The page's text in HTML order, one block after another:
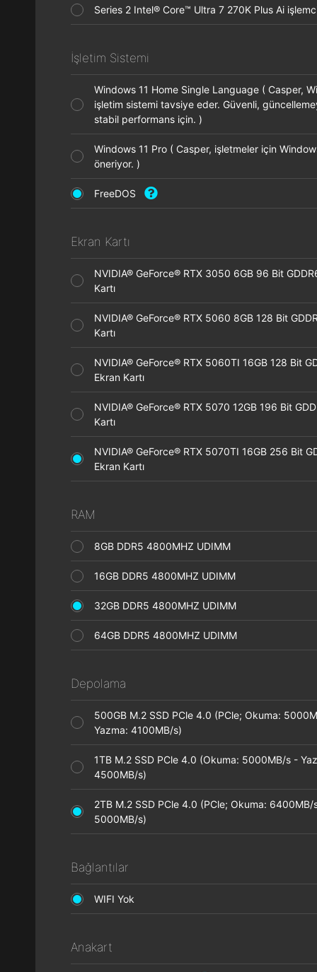
Series 2 Intel® Core™ Ultra 7 270K Plus Ai
İşletim Sistemi
Windows 11 Home Single Language ( Casper,
işletim sistemi tavsiye eder. Güvenli,
stabil performans için. )
Windows 11 Pro ( Casper, işletmeler için
öneriyor. )
FreeDOS
Ekran Kartı
NVIDIA® GeForce® RTX 3050 6GB 96 Bit
Kartı
NVIDIA® GeForce® RTX 5060 8GB 128 Bit
Kartı
NVIDIA® GeForce® RTX 5060TI 16GB 128 Bit
Ekran Kartı
NVIDIA® GeForce® RTX 5070 12GB 196 Bit
Kartı
NVIDIA® GeForce® RTX 5070TI 16GB 256 Bit
Ekran Kartı
RAM
8GB DDR5 4800MHZ UDIMM
16GB DDR5 4800MHZ UDIMM
32GB DDR5 4800MHZ UDIMM
64GB DDR5 4800MHZ UDIMM
Depolama
500GB M.2 SSD PCle 4.0 (PCle; Okuma:
Yazma: 4100MB/s)
1TB M.2 SSD PCle 4.0 (Okuma: 5000MB/s -
4500MB/s)
2TB M.2 SSD PCle 4.0 (PCle; Okuma: 6400MB/
5000MB/s)
Bağlantılar
WIFI Yok
Anakart